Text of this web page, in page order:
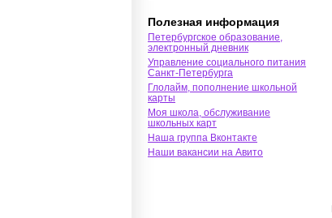
Полезная информация
Петербургское образование,
электронный дневник
Управление социального питания
Санкт-Петербурга
Глолайм, пополнение школьной
карты
Моя школа, обслуживание
школьных карт
Наша группа Вконтакте
Наши вакансии на Авито